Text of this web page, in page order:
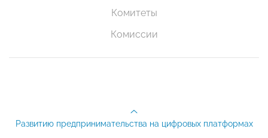
Комитеты
Комиссии
Развитию предпринимательства на цифровых платформах